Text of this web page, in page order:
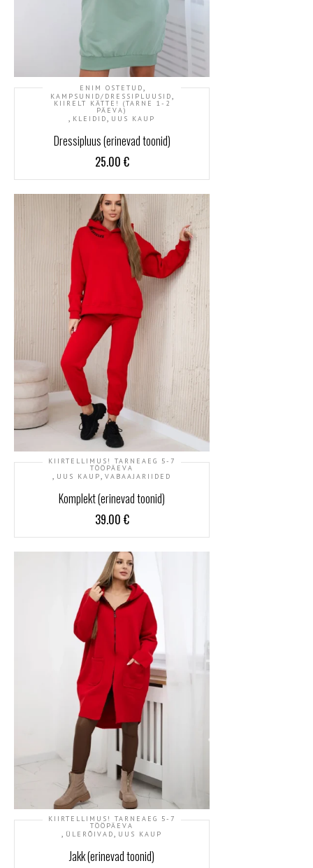
ENIM OSTETUD,
KAMPSUNID/DRESSIPLUUSID,
KIIRELT KÄTTE! (TARNE 1-2
PÄEVA)
, KLEIDID, UUS KAUP
Dressipluus (erinevad toonid)
25.00 €
KIIRTELLIMUS! TARNEAEG 5-7
TÖÖPÄEVA
, UUS KAUP, VABAAJARIIDED
Komplekt (erinevad toonid)
39.00 €
KIIRTELLIMUS! TARNEAEG 5-7
TÖÖPÄEVA
, ÜLERÕIVAD, UUS KAUP
Jakk (erinevad toonid)